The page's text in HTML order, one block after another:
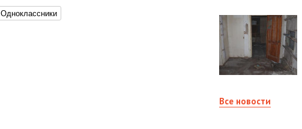
Одноклассники
Все новости